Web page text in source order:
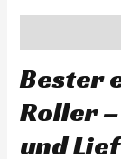
Bester
Roller
und